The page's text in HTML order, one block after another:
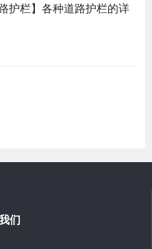
护栏】各种道路护栏的详
们